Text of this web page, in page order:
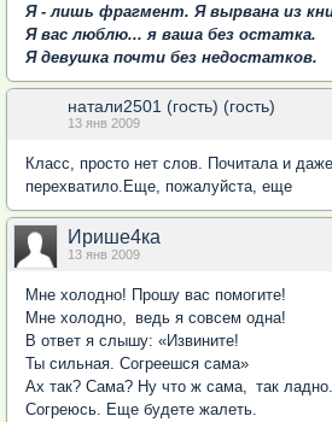
Я - лишь фрагмент. Я вырвана из
Я вас люблю... я ваша без остатка.
Я девушка почти без недостатков.
натали2501 (гость) (гость)
13 янв 2009
Класс, просто нет слов. Почитала и
перехватило.Еще, пожалуйста, еще
Ирише4ка
13 янв 2009
Мне холодно! Прошу вас помогите!
Мне холодно, ведь я совсем одна!
В ответ я слышу: «Извините!
Ты сильная. Согреешся сама»
Ах так? Сама? Ну что ж сама, так ладно.
Согреюсь. Еще будете жалеть.